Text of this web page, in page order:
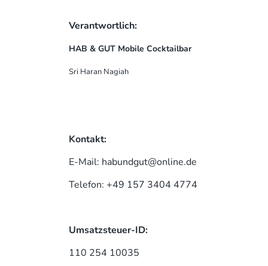
Verantwortlich:
HAB & GUT Mobile Cocktailbar
Sri Haran Nagiah
Kontakt:
E-Mail: habundgut@online.de
Telefon: +49 157 3404 4774
Umsatzsteuer-ID:
110 254 10035